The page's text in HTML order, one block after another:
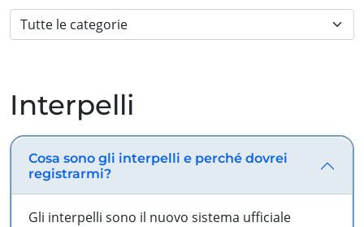
Interpelli
Cosa sono gli interpelli e perché dovrei
registrarmi?
Gli interpelli sono il nuovo sistema ufficiale